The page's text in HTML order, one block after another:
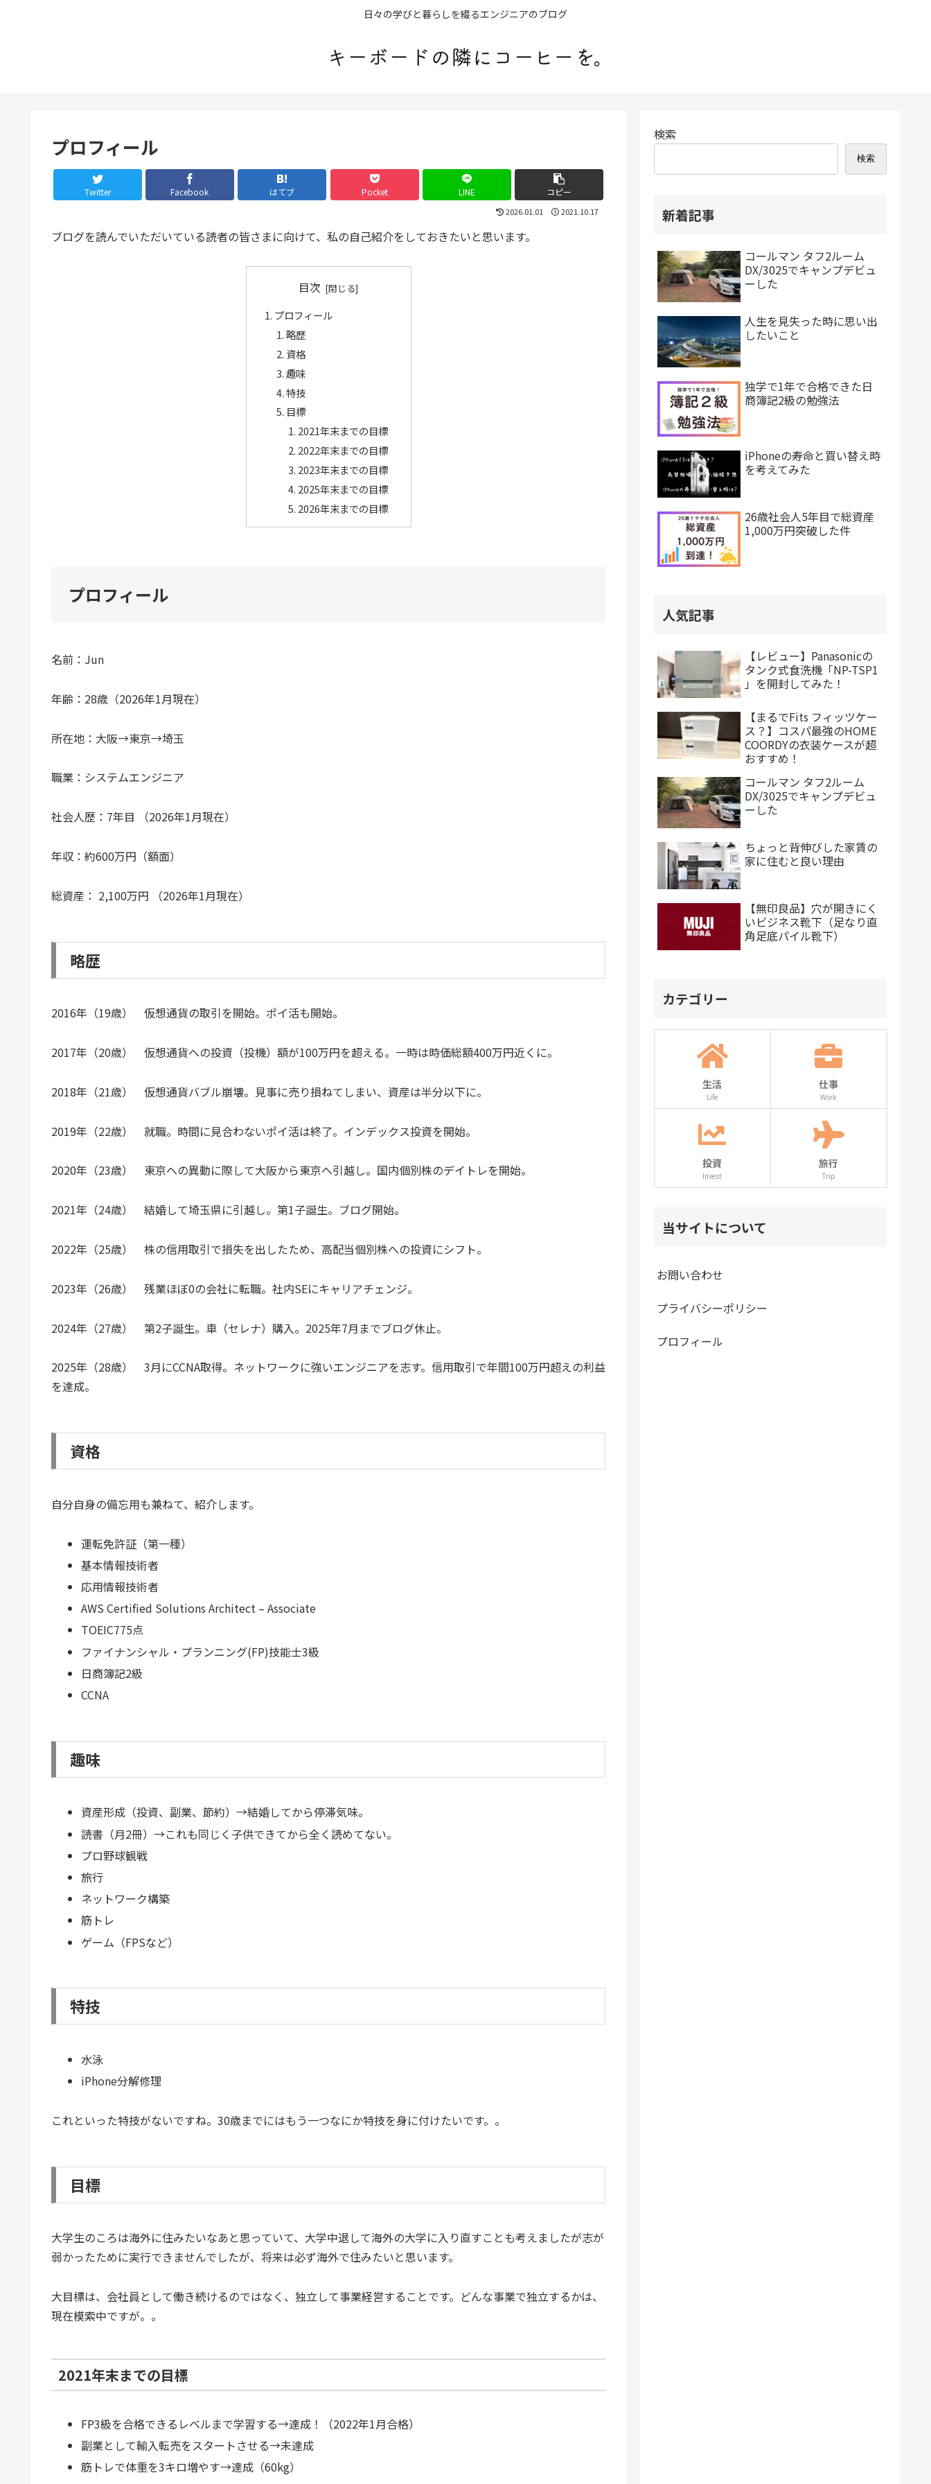
日々の学びと暮らしを綴るエンジニアのブログ
プロフィール
Twitter Facebook はてブ Pocket LINE コピー
2026.01.01 2021.10.17
ブログを読んでいただいている読者の皆さまに向けて、私の自己紹介をしておきたいと思います。
目次
プロフィール
略歴
資格
趣味
特技
目標
2021年末までの目標
2022年末までの目標
2023年末までの目標
2025年末までの目標
2026年末までの目標
プロフィール
名前：Jun
年齢：28歳（2026年1月現在）
所在地：大阪→東京→埼玉
職業：システムエンジニア
社会人歴：7年目 （2026年1月現在）
年収：約600万円（額面）
総資産： 2,100万円 （2026年1月現在）
略歴
2016年（19歳） 仮想通貨の取引を開始。ポイ活も開始。
2017年（20歳） 仮想通貨への投資（投機）額が100万円を超える。一時は時価総額400万円近くに。
2018年（21歳） 仮想通貨バブル崩壊。見事に売り損ねてしまい、資産は半分以下に。
2019年（22歳） 就職。時間に見合わないポイ活は終了。インデックス投資を開始。
2020年（23歳） 東京への異動に際して大阪から東京へ引越し。国内個別株のデイトレを開始。
2021年（24歳） 結婚して埼玉県に引越し。第1子誕生。ブログ開始。
2022年（25歳） 株の信用取引で損失を出したため、高配当個別株への投資にシフト。
2023年（26歳） 残業ほぼ0の会社に転職。社内SEにキャリアチェンジ。
2024年（27歳） 第2子誕生。車（セレナ）購入。2025年7月までブログ休止。
2025年（28歳） 3月にCCNA取得。ネットワークに強いエンジニアを志す。信用取引で年間100万円超えの利益
を達成。
資格
自分自身の備忘用も兼ねて、紹介します。
運転免許証（第一種）
基本情報技術者
応用情報技術者
AWS Certified Solutions Architect – Associate
TOEIC775点
ファイナンシャル・プランニング(FP)技能士3級
日商簿記2級
CCNA
趣味
資産形成（投資、副業、節約）→結婚してから停滞気味。
読書（月2冊）→これも同じく子供できてから全く読めてない。
プロ野球観戦
旅行
ネットワーク構築
筋トレ
ゲーム（FPSなど）
特技
水泳
iPhone分解修理
これといった特技がないですね。30歳までにはもう一つなにか特技を身に付けたいです。。
目標
大学生のころは海外に住みたいなあと思っていて、大学中退して海外の大学に入り直すことも考えましたが志が
弱かったために実行できませんでしたが、将来は必ず海外で住みたいと思います。
大目標は、会社員として働き続けるのではなく、独立して事業経営することです。どんな事業で独立するかは、
現在模索中ですが。。
2021年末までの目標
FP3級を合格できるレベルまで学習する→達成！（2022年1月合格）
副業として輸入転売をスタートさせる→未達成
筋トレで体重を3キロ増やす→達成（60kg）
検索
検索
新着記事
コールマン タフ2ルーム
DX/3025でキャンプデビュ
ーした
人生を見失った時に思い出
したいこと
独学で1年で合格できた日
商簿記2級の勉強法
iPhoneの寿命と買い替え時
を考えてみた
26歳社会人5年目で総資産
1,000万円突破した件
人気記事
【レビュー】Panasonicの
タンク式食洗機「NP-TSP1
」を開封してみた！
【まるでFits フィッツケー
ス？】コスパ最強のHOME
COORDYの衣装ケースが超
おすすめ！
コールマン タフ2ルーム
DX/3025でキャンプデビュ
ーした
ちょっと背伸びした家賃の
家に住むと良い理由
【無印良品】穴が開きにく
いビジネス靴下（足なり直
角足底パイル靴下）
カテゴリー
生活
Life
仕事
Work
投資
Invest
旅行
Trip
当サイトについて
お問い合わせ
プライバシーポリシー
プロフィール